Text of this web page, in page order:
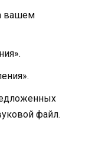
вашем
файл.